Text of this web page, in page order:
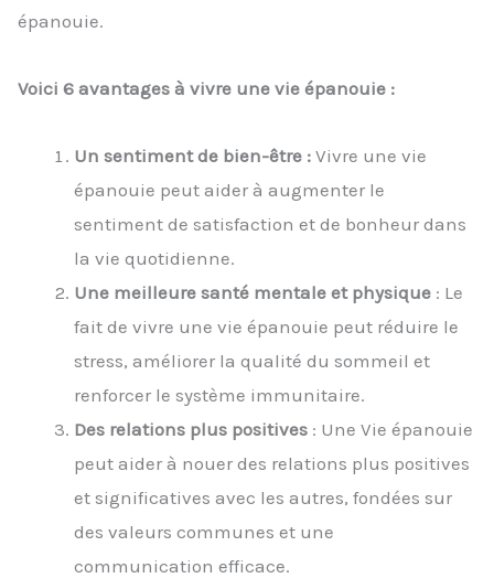
épanouie.
Voici 6 avantages à vivre une vie épanouie :
Un sentiment de bien-être : Vivre une vie
épanouie peut aider à augmenter le
sentiment de satisfaction et de bonheur dans
la vie quotidienne.
Une meilleure santé mentale et physique : Le
fait de vivre une vie épanouie peut réduire le
stress, améliorer la qualité du sommeil et
renforcer le système immunitaire.
Des relations plus positives : Une Vie épanouie
peut aider à nouer des relations plus positives
et significatives avec les autres, fondées sur
des valeurs communes et une
communication efficace.